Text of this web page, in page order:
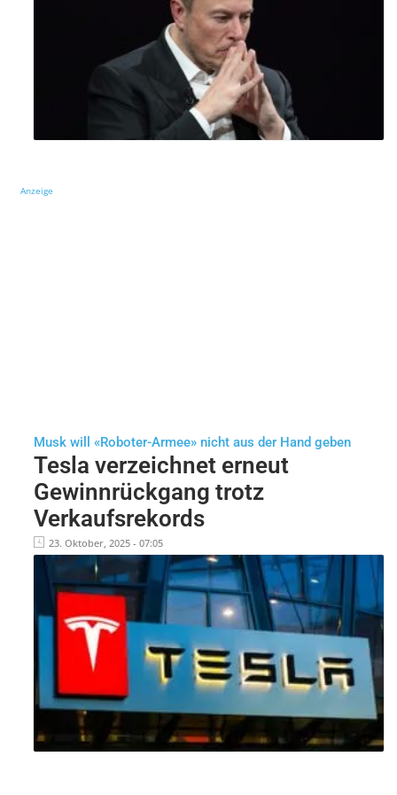
Anzeige
Musk will «Roboter-Armee» nicht aus der Hand geben
Tesla verzeichnet erneut
Gewinnrückgang trotz
Verkaufsrekords
23. Oktober, 2025 - 07:05